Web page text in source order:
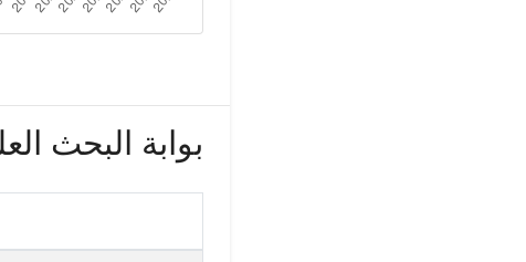
بوابة البحث